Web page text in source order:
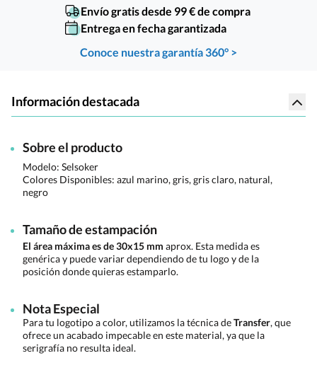
Envío gratis desde 99 € de compra
Entrega en fecha garantizada
Conoce nuestra garantía 360° >
Información destacada
Sobre el producto
Modelo: Selsoker
Colores Disponibles: azul marino, gris, gris claro, natural,
negro
Tamaño de estampación
El área máxima es de 30x15 mm aprox. Esta medida es
genérica y puede variar dependiendo de tu logo y de la
posición donde quieras estamparlo.
Nota Especial
Para tu logotipo a color, utilizamos la técnica deTransfer, que
ofrece un acabado impecable en este material, ya que la
serigrafía no resulta ideal.